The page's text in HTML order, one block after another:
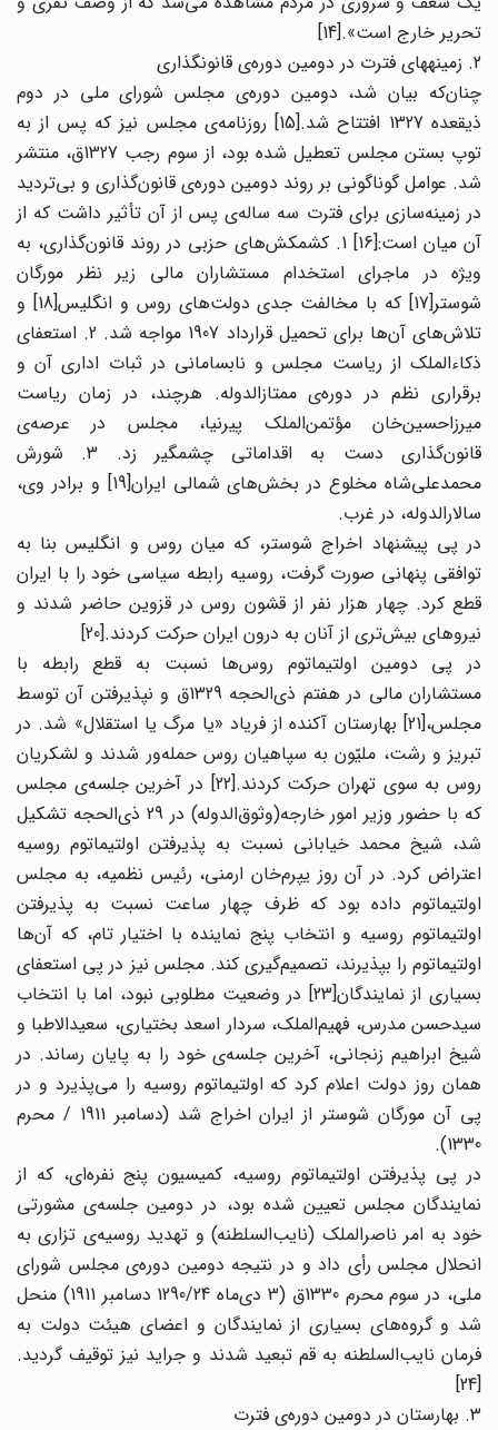
تحریر خارج است».[14]
چنان‌که بیان شد، دومین دوره‌ی مجلس شورای ملی در دوم
ذیقعده 1327 افتتاح شد.[15] روزنامه‌ی مجلس نیز که پس از به
توپ بستن مجلس تعطیل شده بود، از سوم رجب 1327ق، منتشر
شد. عوامل گوناگونی بر روند دومین دوره‌ی قانون‌گذاری و بی‌تردید
در زمینه‌سازی برای فترت سه ساله‌ی پس از آن تأثیر داشت که از
آن میان است:[16] 1. کشمکش‌های حزبی در روند قانون‌گذاری، به
ویژه در ماجرای استخدام مستشاران مالی زیر نظر مورگان
شوستر[17] که با مخالفت جدی دولت‌های روس و انگلیس[18] و
تلاش‌های آن‌ها برای تحمیل قرارداد 1907 مواجه شد. 2. استعفای
ذکاءالملک از ریاست مجلس و نابسامانی در ثبات اداری آن و
برقراری نظم در دوره‌ی ممتاز‌الدوله. هرچند، در زمان ریاست
میرزاحسین‌خان مؤتمن‌الملک پیرنیا، مجلس در عرصه‌ی
قانون‌گذاری دست به اقداماتی چشمگیر زد. 3. شورش
محمدعلی‌شاه مخلوع در بخش‌های شمالی ایران[19] و برادر وی،
سالار‌الدوله، در غرب.
در پی پیشنهاد اخراج شوستر، که میان روس و انگلیس بنا به
توافقی پنهانی صورت گرفت، روسیه رابطه سیاسی خود را با ایران
قطع کرد. چهار هزار نفر از قشون روس در قزوین حاضر شدند و
نیرو‌های بیش‌تری از آنان به درون ایران حرکت کردند.[20]
در پی دومین اولتیماتوم روس‌ها نسبت به قطع رابطه با
مستشاران مالی در هفتم ذی‌الحجه 1329ق و نپذیرفتن آن توسط
مجلس،[21] بهارستان آکنده از فریاد «یا مرگ یا استقلال» شد. در
تبریز و رشت، ملیّون به سپاهیان روس حمله‌ور شدند و لشکریان
روس به سوی تهران حرکت کردند.[22] در آخرین جلسه‌ی مجلس
که با حضور وزیر امور خارجه(وثوق‌الدوله) در 29 ذی‌الحجه تشکیل
شد، شیخ محمد خیابانی نسبت به پذیرفتن اولتیماتوم روسیه
اعتراض کرد. در آن روز یپرم‌خان ارمنی، رئیس نظمیه، به مجلس
اولتیماتوم داده بود که ظرف چهار ساعت نسبت به پذیرفتن
اولتیماتوم روسیه و انتخاب پنج نماینده با اختیار تام، که آن‌ها
اولتیماتوم را بپذیرند، تصمیم‌گیری کند. مجلس نیز در پی استعفای
بسیاری از نمایندگان[23] در وضعیت مطلوبی نبود، اما با انتخاب
سیدحسن مدرس، فهیم‌الملک، سردار اسعد بختیاری، سعیدالاطبا و
شیخ ابراهیم زنجانی، آخرین جلسه‌ی خود را به پایان رساند. در
همان روز دولت اعلام کرد که اولتیماتوم روسیه را می‌پذیرد و در
پی آن مورگان شوستر از ایران اخراج شد (دسامبر 1911 / محرم
1330).
در پی پذیرفتن اولتیماتوم روسیه، کمیسیون پنج نفره‌ای، که از
نمایندگان مجلس تعیین شده بود، در دومین جلسه‌ی مشورتی
خود به امر ناصرالملک (نایب‌السلطنه) و تهدید روسیه‌ی تزاری به
انحلال مجلس رأی داد و در نتیجه دومین دوره‌ی مجلس شورای
ملی، در سوم محرم 1330ق (3 دی‌ماه 1290/24 دسامبر 1911) منحل
شد و گروه‌های بسیاری از نمایندگان و اعضای هیئت دولت به
فرمان نایب‌السلطنه به قم تبعید شدند و جراید نیز توقیف گردید.